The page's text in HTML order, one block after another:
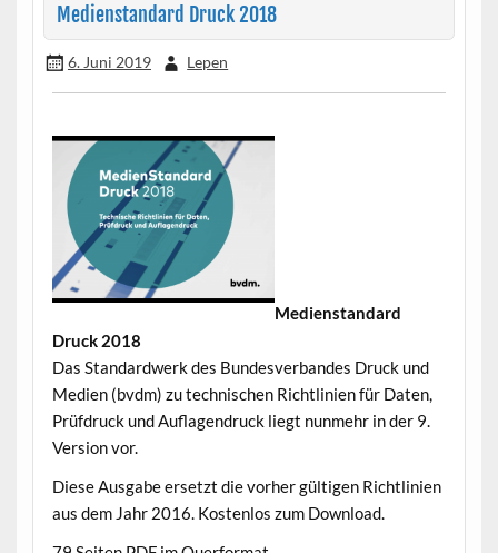
Medienstandard Druck 2018
6. Juni 2019 Lepen
Medienstandard
Druck 2018
Das Standard­werk des Bundes­verbandes Druck und
Medien (bvdm) zu technischen Richtlinien für Daten,
Prüfdruck und Auflagendruck liegt nunmehr in der 9.
Version vor.
Diese Ausgabe ersetzt die vorher gültigen Richtlinien
aus dem Jahr 2016. Kostenlos zum Download.